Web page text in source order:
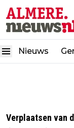
Nieuws
Verplaatsen van